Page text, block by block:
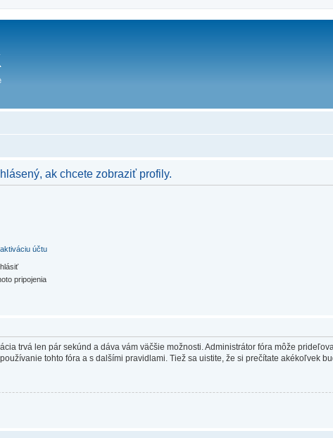
ak chcete zobraziť profily.
účtu
pripojenia
trvá len pár sekúnd a dáva vám väčšie možnosti. Administrátor fóra môže
tohto fóra a s dalšími pravidlami. Tiež sa uistite, že si prečítate akékoľvek